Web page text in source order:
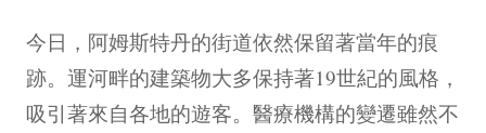
今日，阿姆斯特丹的街道依然保留著當年的痕
跡。運河畔的建築物大多保持著19世紀的風格，
吸引著來自各地的遊客。醫療機構的變遷雖然不